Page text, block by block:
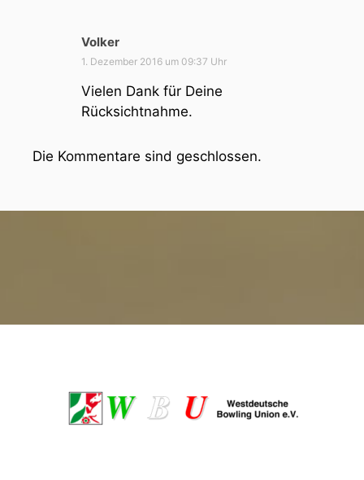
Volker
a
t
:
1. Dezember 2016 um 09:37 Uhr
Vielen Dank für Deine
Rücksichtnahme.
Die Kommentare sind geschlossen.